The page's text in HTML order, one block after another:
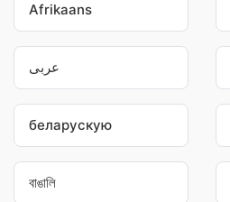
Afrikaans
عربى
беларускую
বাঙালি